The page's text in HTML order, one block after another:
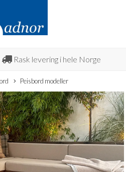
Rask levering i hele Norge
Peisbord modeller